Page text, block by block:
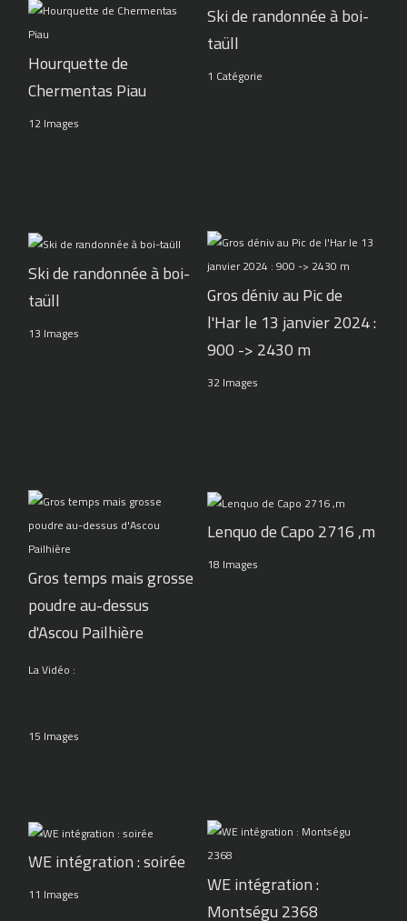
Hourquette de
Chermentas Piau
12 Images
Ski de randonnée à boi-
taüll
1 Catégorie
Ski de randonnée à boi-
taüll
13 Images
Gros déniv au Pic de
l'Har le 13 janvier 2024 :
900 -> 2430 m
32 Images
Gros temps mais grosse
poudre au-dessus
d'Ascou Pailhière
La Vidéo :
15 Images
Lenquo de Capo 2716 ,m
18 Images
WE intégration : soirée
11 Images
WE intégration :
Montségu 2368